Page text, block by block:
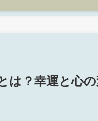
は？幸運と心